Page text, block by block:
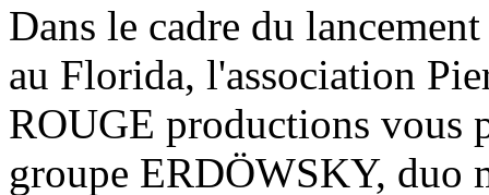
Dans le cadre du
au Florida, l'association
ROUGE productions vous
groupe ERDÖWSKY, duo